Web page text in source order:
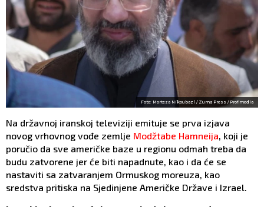
Foto: Morteza Nikoubazl / Zuma Press / Profimedia
Na državnoj iranskoj televiziji emituje se prva izjava
novog vrhovnog vođe zemlje Modžtabe Hamneija, koji je
poručio da sve američke baze u regionu odmah treba da
budu zatvorene jer će biti napadnute, kao i da će se
nastaviti sa zatvaranjem Ormuskog moreuza, kao
sredstva pritiska na Sjedinjene Američke Države i Izrael.